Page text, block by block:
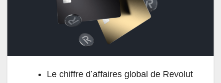
Le chiffre d’affaires global de Revolut